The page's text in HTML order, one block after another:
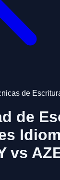
de
de
vs